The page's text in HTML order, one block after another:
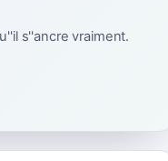
s''ancre vraiment.